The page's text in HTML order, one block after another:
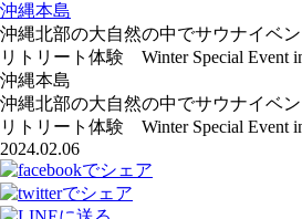
沖縄本島
沖縄北部の大自然の中でサウナイベ
リトリート体験 Winter Special Event
沖縄本島
沖縄北部の大自然の中でサウナイベ
リトリート体験 Winter Special Event
2024.02.06